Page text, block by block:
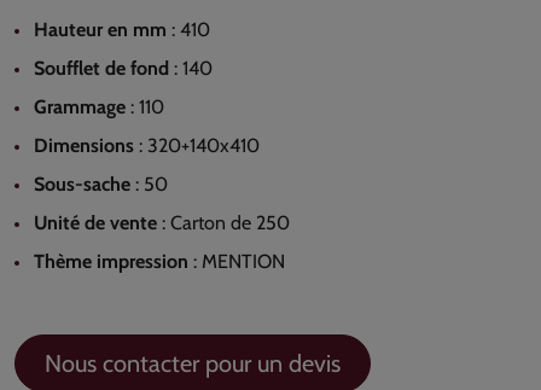
Hauteur en mm : 410
Soufflet de fond : 140
Grammage : 110
Dimensions : 320+140x410
Sous-sache : 50
Unité de vente : Carton de 250
Thème impression : MENTION
Nous contacter pour un devis